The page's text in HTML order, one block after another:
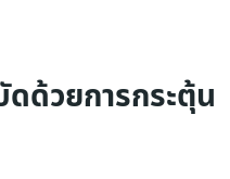
ดด้วยการกระตุ้น